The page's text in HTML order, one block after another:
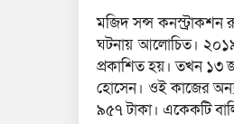
মজিদ সন্স কনস্ট্রাকশন
ঘটনায় আলোচিত। ২০১৯
প্রকাশিত হয়। তখন ১৩
হোসেন। ওই কাজের
৯৫৭ টাকা। একেকটি